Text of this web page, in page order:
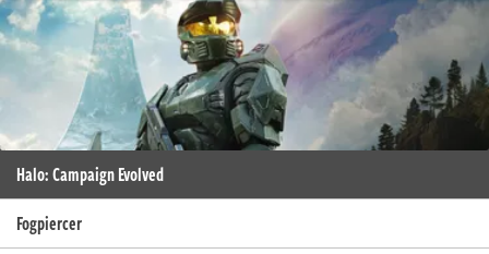
Halo: Campaign Evolved
Fogpiercer